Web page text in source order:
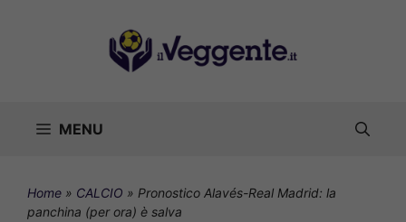
MENU
Home » CALCIO » Pronostico Alavés-Real Madrid: la
panchina (per ora) è salva